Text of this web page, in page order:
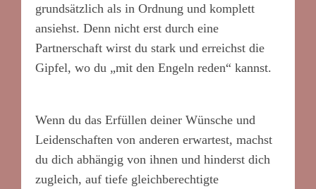
grundsätzlich als in Ordnung und komplett
ansiehst. Denn nicht erst durch eine
Partnerschaft wirst du stark und erreichst die
Gipfel, wo du „mit den Engeln reden“ kannst.
Wenn du das Erfüllen deiner Wünsche und
Leidenschaften von anderen erwartest, machst
du dich abhängig von ihnen und hinderst dich
zugleich, auf tiefe gleichberechtigte